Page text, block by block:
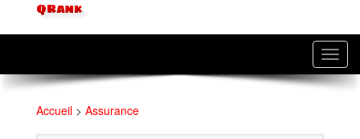
QRank
Accueil > Assurance